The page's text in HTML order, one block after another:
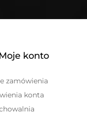
konto
zamówienia
konta